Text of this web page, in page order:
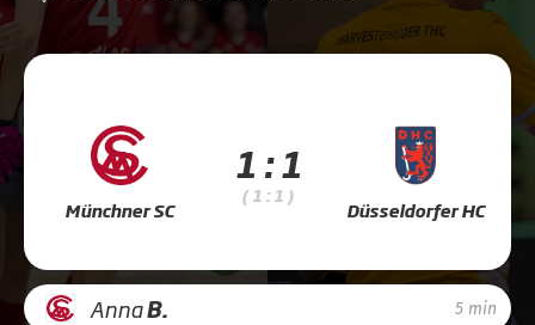
Münchner SC
1 : 1
( 1 : 1 )
Düsseldorfer HC
AnnaB. 5 min